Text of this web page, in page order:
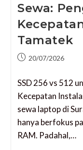
Sewa:
Tamatek
20/07/2026
SSD 256 vs 512
Kecepatan
sewa laptop di
hanya berfokus
RAM. Padahal,…